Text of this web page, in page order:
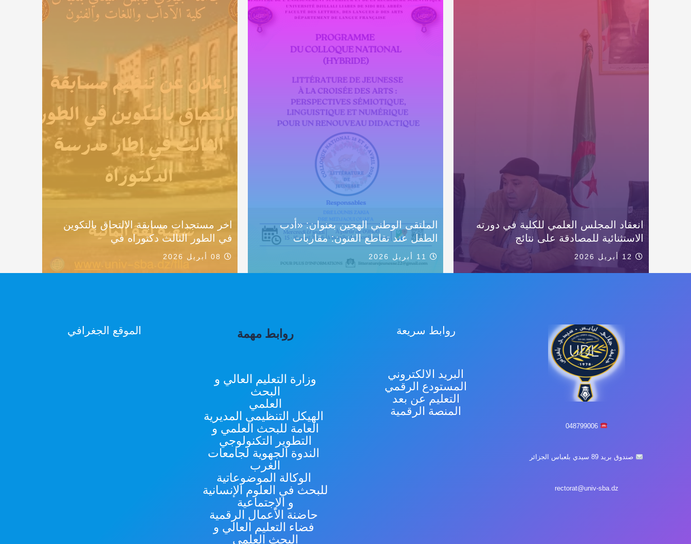
انعقاد المجلس العلمي للكلية في دورته
الاستثنائية للمصادقة على نتائج
الملتقى الوطني الهجين بعنوان: «أدب
الطفل عند تقاطع الفنون: مقاربات
اخر مستجدات مسابقة الالتحاق بالتكوين
في الطور الثالث دكتوراه في
048799006
صندوق بريد 89 سيدي بلعباس الجزائر
rectorat@univ-sba.dz
روابط سريعة
البريد الالكتروني
المستودع الرقمي
التعليم عن بعد
المنصة الرقمية
روابط مهمة
وزارة التعليم العالي و
البحث
العلمي
الهيكل التنظيمي المديرية
العامة للبحث العلمي و
التطوير التكنولوجي
الندوة الجهوية لجامعات
الغرب
الوكالة الموضوعاتية
للبحث في العلوم الإنسانية
و الإجتماعية
حاضنة الأعمال الرقمية
فضاء التعليم العالي و
البحث العلمي
الموقع الجغرافي